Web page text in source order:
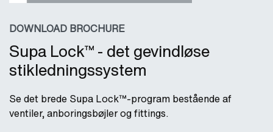
DOWNLOAD BROCHURE
Supa Lock™ - det gevindløse
stikledningssystem
Se det brede Supa Lock™-program bestående af
ventiler, anboringsbøjler og fittings.